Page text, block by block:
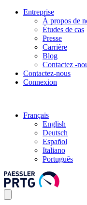
Entreprise
À propos de
Études de cas
Presse
Carrière
Blog
Contactez -
Contactez-nous
Connexion
Français
English
Deutsch
Español
Italiano
Português